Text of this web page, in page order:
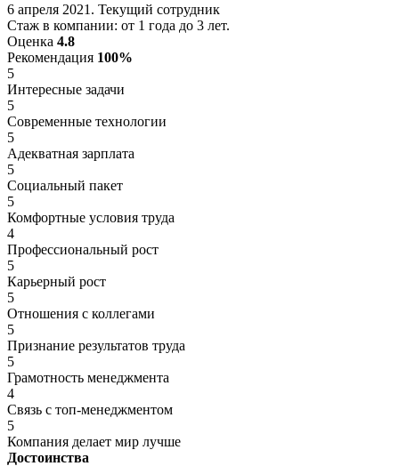
6 апреля 2021. Текущий сотрудник
Стаж в компании: от 1 года до 3 лет.
Оценка 4.8
Рекомендация 100%
5
Интересные задачи
5
Современные технологии
5
Адекватная зарплата
5
Социальный пакет
5
Комфортные условия труда
4
Профессиональный рост
5
Карьерный рост
5
Отношения с коллегами
5
Признание результатов труда
5
Грамотность менеджмента
4
Связь с топ-менеджментом
5
Компания делает мир лучше
Достоинства